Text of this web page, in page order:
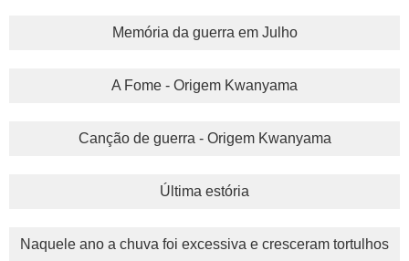
Memória da guerra em Julho
A Fome - Origem Kwanyama
Canção de guerra - Origem Kwanyama
Última estória
Naquele ano a chuva foi excessiva e cresceram tortulhos